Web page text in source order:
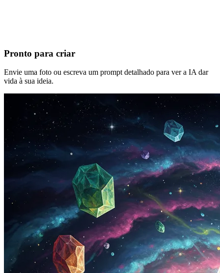
Pronto para criar
Envie uma foto ou escreva um prompt detalhado para ver a IA dar
vida à sua ideia.